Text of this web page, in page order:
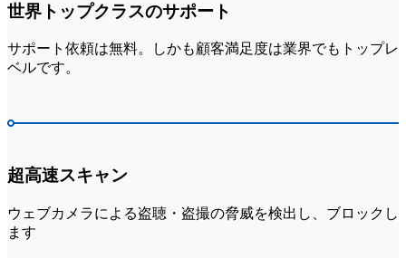
世界トップクラスのサポート
サポート依頼は無料。しかも顧客満足度は業界でもトップレ
ベルです。
超高速スキャン
ウェブカメラによる盗聴・盗撮の脅威を検出し、ブロックし
ます